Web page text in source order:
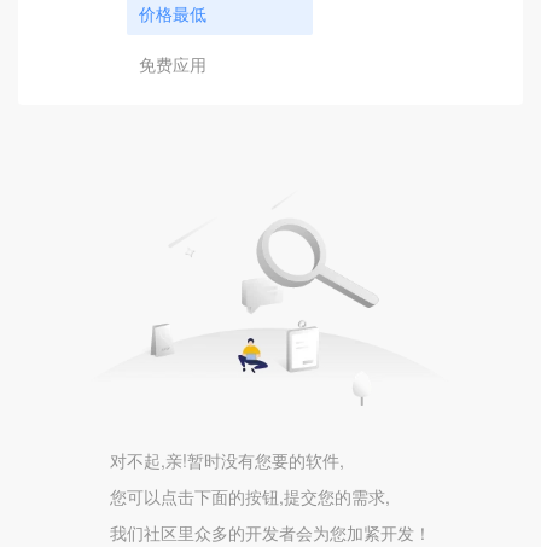
价格最低
免费应用
对不起,亲!暂时没有您要的软件,
您可以点击下面的按钮,提交您的需求,
我们社区里众多的开发者会为您加紧开发！